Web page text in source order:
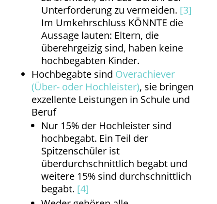
Unterforderung zu vermeiden. [3]
Im Umkehrschluss KÖNNTE die
Aussage lauten: Eltern, die
überehrgeizig sind, haben keine
hochbegabten Kinder.
Hochbegabte sind Overachiever
(Über- oder Hochleister), sie bringen
exzellente Leistungen in Schule und
Beruf
Nur 15% der Hochleister sind
hochbegabt. Ein Teil der
Spitzenschüler ist
überdurchschnittlich begabt und
weitere 15% sind durchschnittlich
begabt. [4]